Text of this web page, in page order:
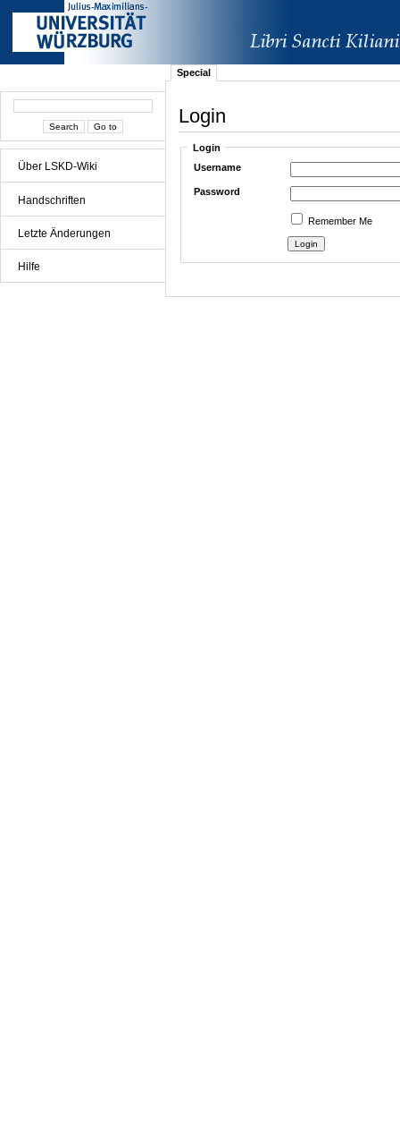
Über LSKD-Wiki
Handschriften
Letzte Änderungen
Hilfe
Special
Login
Login
Username
Password
Remember Me